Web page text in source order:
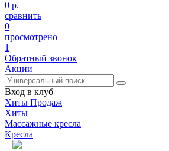
0 р.
сравнить
0
просмотрено
1
Обратный звонок
Акции
Вход в клуб
Хиты Продаж
Хиты
Массажные кресла
Кресла